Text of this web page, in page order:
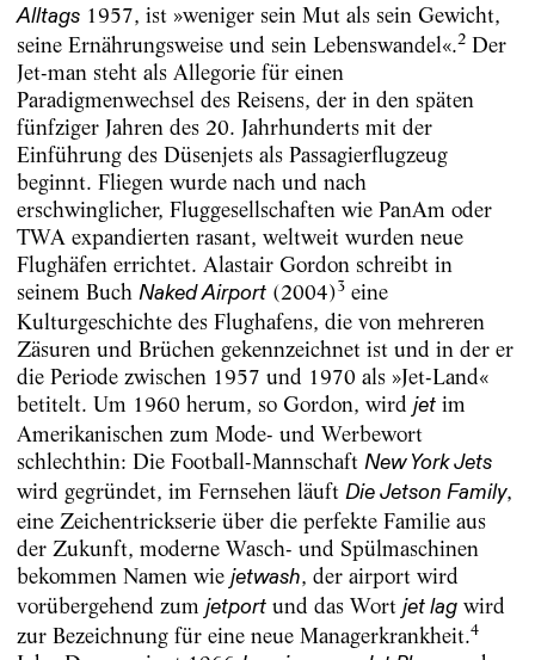
Alltags1957, ist »weniger sein Mut als sein Gewicht,
seine Ernährungsweise und sein Lebenswandel«.2Der
Jet-man steht als Allegorie für einen
Paradigmenwechsel des Reisens, der in den späten
fünfziger Jahren des 20. Jahrhunderts mit der
Einführung des Düsenjets als Passagierflugzeug
beginnt. Fliegen wurde nach und nach
erschwinglicher, Fluggesellschaften wie PanAm oder
TWA expandierten rasant, weltweit wurden neue
Flughäfen errichtet. Alastair Gordon schreibt in
seinem Buch Naked Airport(2004)3eine
Kulturgeschichte des Flughafens, die von mehreren
Zäsuren und Brüchen gekennzeichnet ist und in der er
die Periode zwischen 1957 und 1970 als »Jet-Land«
betitelt. Um 1960 herum, so Gordon, wird jetim
Amerikanischen zum Mode- und Werbewort
schlechthin: Die Football-Mannschaft New York Jets
wird gegründet, im Fernsehen läuft Die Jetson Family,
eine Zeichentrickserie über die perfekte Familie aus
der Zukunft, moderne Wasch- und Spülmaschinen
bekommen Namen wie jetwash, der airport wird
vorübergehend zum jetportund das Wort jet lagwird
zur Bezeichnung für eine neue Managerkrankheit.4